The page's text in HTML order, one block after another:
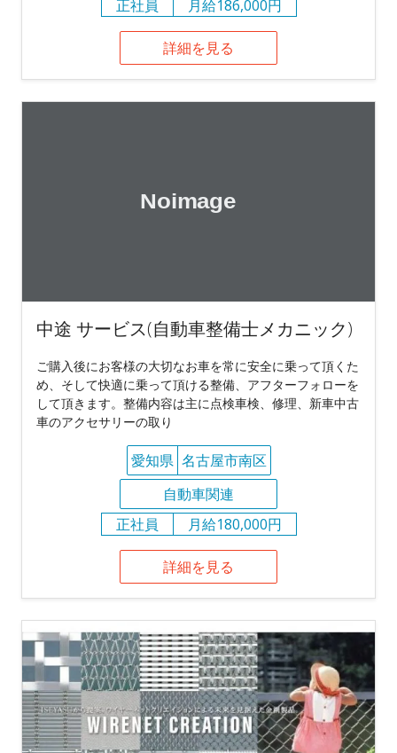
正社員 月給186,000円
詳細を見る
中途 サービス(自動車整備士メカニック)
ご購入後にお客様の大切なお車を常に安全に乗って頂くた
め、そして快適に乗って頂ける整備、アフターフォローを
して頂きます。整備内容は主に点検車検、修理、新車中古
車のアクセサリーの取り
愛知県 名古屋市南区
自動車関連
正社員
月給180,000円
詳細を見る